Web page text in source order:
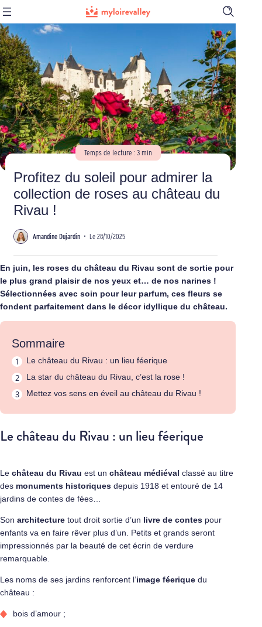
Ouvrir
la
barre
de
Temps de lecture : 3 min
Profitez du soleil pour admirer la
collection de roses au château du
Rivau !
Amandine Dujardin • Le 28/10/2025
En juin, les roses du château du Rivau sont de sortie pour
le plus grand plaisir de nos yeux et… de nos narines !
Sélectionnées avec soin pour leur parfum, ces fleurs se
fondent parfaitement dans le décor idyllique du château.
Sommaire
Le château du Rivau : un lieu féerique
La star du château du Rivau, c’est la rose !
Mettez vos sens en éveil au château du Rivau !
Le château du Rivau : un lieu féerique
Le château du Rivau est un château médiéval classé au titre
des monuments historiques depuis 1918 et entouré de 14
jardins de contes de fées…
Son architecture tout droit sortie d’un livre de contes pour
enfants va en faire rêver plus d’un. Petits et grands seront
impressionnés par la beauté de cet écrin de verdure
remarquable.
Les noms de ses jardins renforcent l’image féerique du
château :
bois d’amour ;